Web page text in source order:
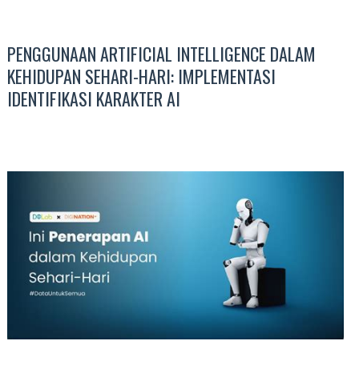
PENGGUNAAN ARTIFICIAL INTELLIGENCE DALAM
KEHIDUPAN SEHARI-HARI: IMPLEMENTASI
IDENTIFIKASI KARAKTER AI